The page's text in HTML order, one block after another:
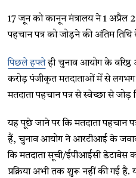
17 जून को कानून मंत्रालय ने 1 अप्रैल
पहचान पत्र को जोड़ने की अंतिम
पिछले हफ्तेही चुनाव आयोग के वरिष्ठ
करोड़ पंजीकृत मतदाताओं में से लगभग
मतदाता पहचान पत्र से स्वेच्छा से जोड़
यह पूछे जाने पर कि मतदाता पहचान
हैं, चुनाव आयोग ने आरटीआई के जवाब
कि मतदाता सूची/ईपीआईसी डेटाबेस
प्रक्रिया अभी तक शुरू नहीं की गई है.